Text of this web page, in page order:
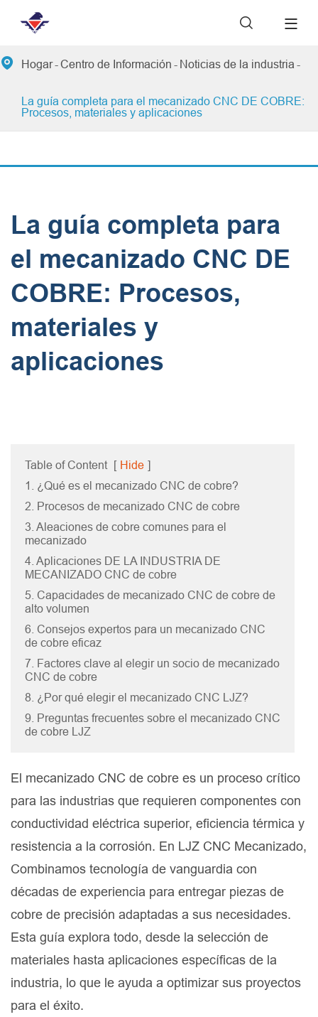

 Hogar Centro de Información Noticias de la industria
La guía completa para el mecanizado CNC DE COBRE:
Procesos, materiales y aplicaciones
La guía completa para
el mecanizado CNC DE
COBRE: Procesos,
materiales y
aplicaciones
Table of Content [ Hide ]
1. ¿Qué es el mecanizado CNC de cobre?
2. Procesos de mecanizado CNC de cobre
3. Aleaciones de cobre comunes para el
mecanizado
4. Aplicaciones DE LA INDUSTRIA DE
MECANIZADO CNC de cobre
5. Capacidades de mecanizado CNC de cobre de
alto volumen
6. Consejos expertos para un mecanizado CNC
de cobre eficaz
7. Factores clave al elegir un socio de mecanizado
CNC de cobre
8. ¿Por qué elegir el mecanizado CNC LJZ?
9. Preguntas frecuentes sobre el mecanizado CNC
de cobre LJZ
El mecanizado CNC de cobre es un proceso crítico
para las industrias que requieren componentes con
conductividad eléctrica superior, eficiencia térmica y
resistencia a la corrosión. En LJZ CNC Mecanizado,
Combinamos tecnología de vanguardia con
décadas de experiencia para entregar piezas de
cobre de precisión adaptadas a sus necesidades.
Esta guía explora todo, desde la selección de
materiales hasta aplicaciones específicas de la
industria, lo que le ayuda a optimizar sus proyectos
para el éxito.